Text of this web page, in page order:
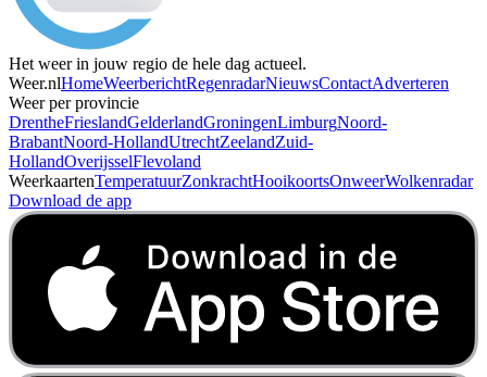
Het weer in jouw regio de hele dag actueel.
Weer.nlHomeWeerberichtRegenradarNieuwsContactAdverteren
Weer per provincie
DrentheFrieslandGelderlandGroningenLimburgNoord-
BrabantNoord-HollandUtrechtZeelandZuid-
HollandOverijsselFlevoland
WeerkaartenTemperatuurZonkrachtHooikoortsOnweerWolkenradar
Download de app